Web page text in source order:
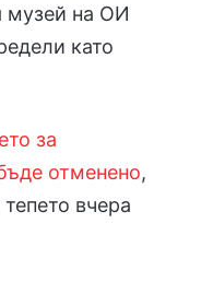
музей на ОИ
като
за
отменено,
вчера